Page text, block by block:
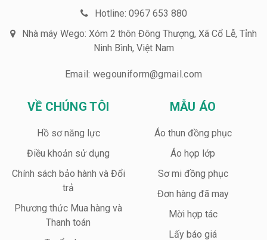
Hotline: 0967 653 880
Nhà máy Wego: Xóm 2 thôn Đông Thượng, Xã Cổ Lễ, Tỉnh
Ninh Bình, Việt Nam
Email: wegouniform@gmail.com
VỀ CHÚNG TÔI
Hồ sơ năng lực
Điều khoản sử dụng
Chính sách bảo hành và Đổi
trả
Phương thức Mua hàng và
Thanh toán
MẪU ÁO
Áo thun đồng phục
Áo họp lớp
Sơ mi đồng phục
Đơn hàng đã may
Mời hợp tác
Lấy báo giá